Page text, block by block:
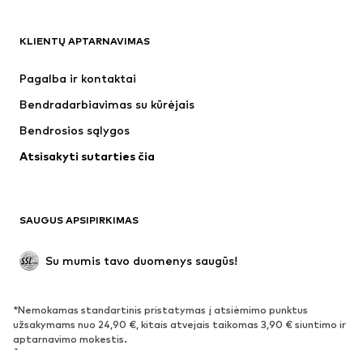
Naujienos
Apatiniai
Paltai
Proginiai
Išskirtiniai
BATAI
Naujienos
KLIENTŲ APTARNAVIMAS
Pagalba ir kontaktai
Bendradarbiavimas su kūrėjais
Bendrosios sąlygos
Atsisakyti sutarties čia
SAUGUS APSIPIRKIMAS
Su mumis tavo duomenys saugūs!
*Nemokamas standartinis pristatymas į atsiėmimo punktus
užsakymams nuo 24,90 €, kitais atvejais taikomas 3,90 € siuntimo ir
aptarnavimo mokestis.